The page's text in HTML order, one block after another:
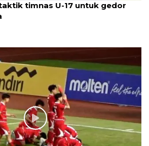
timnas U-17 untuk gedor